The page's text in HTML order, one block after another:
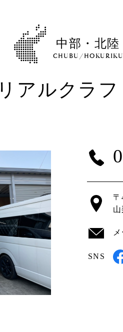
中部・北陸
CHUBU/HOKURIKU
リアルクラフ
〒
SNS